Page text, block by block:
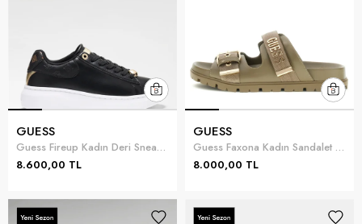
GUESS
Guess Fireup Kadın Deri Sneaker Siyah
8.600,00 TL
GUESS
Guess Faxona Kadın Sandalet Yeşil
8.000,00 TL